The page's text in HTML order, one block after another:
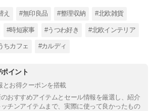
え #無印良品 #整理収納 #北欧雑貨
#時短家事 #うつわ好き #北欧インテリア
ちカフェ #カルディ
イント
とお得クーポンを搭載
おすすめアイテムとセール情報を厳選し、紹介
チンアイテムまで、実際に使って良かったもの